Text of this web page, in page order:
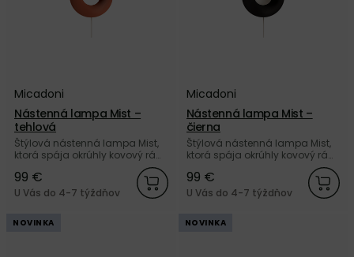
Micadoni
Nástenná lampa Mist –
tehlová
Štýlová nástenná lampa Mist,
ktorá spája okrúhly kovový rám
tehlovej farby s matnou bielou
sklenenou guľou od značky
Micadoni.
99 €
U Vás do 4-7 týždňov
Micadoni
Nástenná lampa Mist –
čierna
Štýlová nástenná lampa Mist,
ktorá spája okrúhly kovový rám
čiernej farby s matnou bielou
sklenenou guľou od značky
Micadoni.
99 €
U Vás do 4-7 týždňov
NOVINKA NOVINKA